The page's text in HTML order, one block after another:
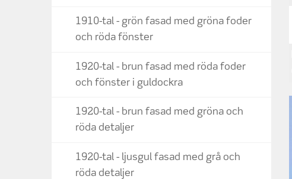
1910-tal - grön fasad med gröna foder
och röda fönster
1920-tal - brun fasad med röda foder
och fönster i guldockra
1920-tal - brun fasad med gröna och
röda detaljer
1920-tal - ljusgul fasad med grå och
röda detaljer